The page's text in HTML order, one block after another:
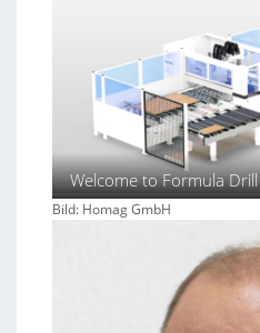
Welcome to Formula Drill
Bild: Homag GmbH